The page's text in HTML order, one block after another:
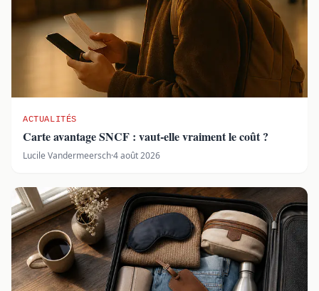
ACTUALITÉS
Carte avantage SNCF : vaut-elle vraiment le coût ?
Lucile Vandermeersch·4 août 2026